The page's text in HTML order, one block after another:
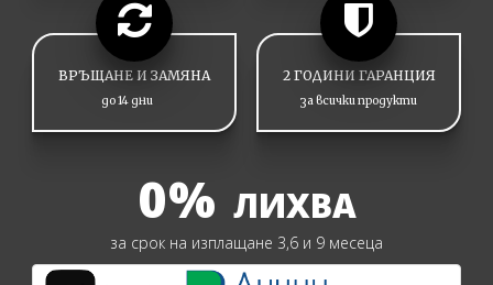
ВРЪЩАНЕ И ЗАМЯНА
до 14 дни
2 ГОДИНИ ГАРАНЦИЯ
за всички продукти
0% ЛИХВА
за срок на изплащане 3,6 и 9 месеца